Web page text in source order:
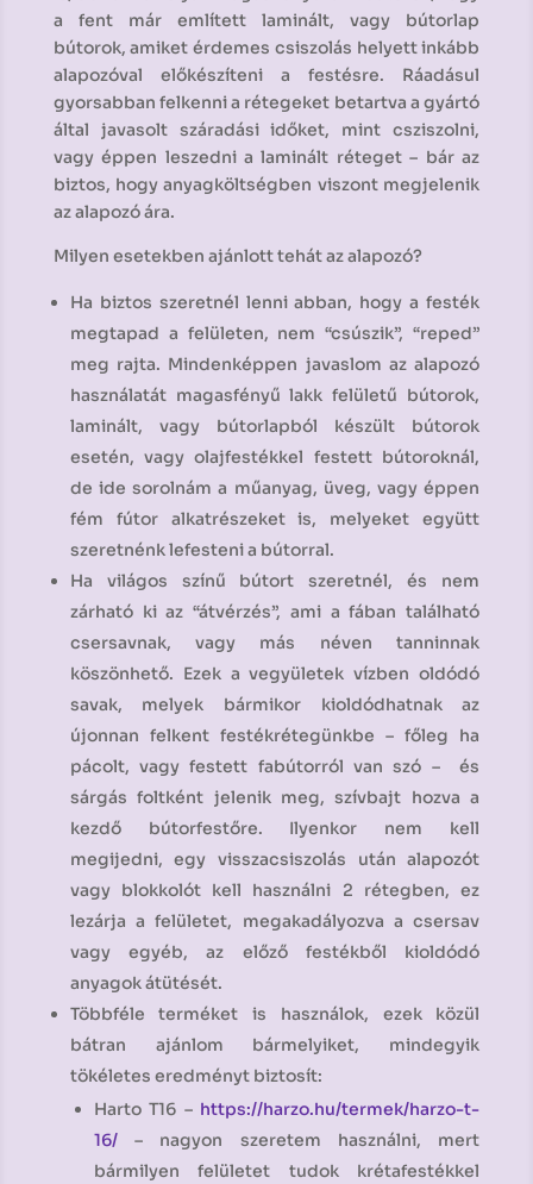
a fent már említett laminált, vagy bútorlap
bútorok, amiket érdemes csiszolás helyett inkább
alapozóval előkészíteni a festésre. Ráadásul
gyorsabban felkenni a rétegeket betartva a gyártó
által javasolt száradási időket, mint csziszolni,
vagy éppen leszedni a laminált réteget – bár az
biztos, hogy anyagköltségben viszont megjelenik
az alapozó ára.
Milyen esetekben ajánlott tehát az alapozó?
Ha biztos szeretnél lenni abban, hogy a festék
megtapad a felületen, nem “csúszik”, “reped”
meg rajta. Mindenképpen javaslom az alapozó
használatát magasfényű lakk felületű bútorok,
laminált, vagy bútorlapból készült bútorok
esetén, vagy olajfestékkel festett bútoroknál,
de ide sorolnám a műanyag, üveg, vagy éppen
fém fútor alkatrészeket is, melyeket együtt
szeretnénk lefesteni a bútorral.
Ha világos színű bútort szeretnél, és nem
zárható ki az “átvérzés”, ami a fában található
csersavnak, vagy más néven tanninnak
köszönhető. Ezek a vegyületek vízben oldódó
savak, melyek bármikor kioldódhatnak az
újonnan felkent festékrétegünkbe – főleg ha
pácolt, vagy festett fabútorról van szó – és
sárgás foltként jelenik meg, szívbajt hozva a
kezdő bútorfestőre. Ilyenkor nem kell
megijedni, egy visszacsiszolás után alapozót
vagy blokkolót kell használni 2 rétegben, ez
lezárja a felületet, megakadályozva a csersav
vagy egyéb, az előző festékből kioldódó
anyagok átütését.
Többféle terméket is használok, ezek közül
bátran ajánlom bármelyiket, mindegyik
tökéletes eredményt biztosít:
Harto T16 – https://harzo.hu/termek/harzo-t-
16/– nagyon szeretem használni, mert
bármilyen felületet tudok krétafestékkel